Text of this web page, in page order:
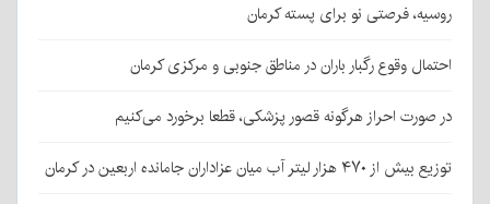
روسیه، فرصتی نو برای پسته کرمان
احتمال وقوع رگبار باران در مناطق جنوبی و مرکزی کرمان
در صورت احراز هرگونه قصور پزشکی، قطعا برخورد می‌کنیم
توزیع بیش از ۴۷۰ هزار لیتر آب میان عزاداران جامانده اربعین در کرمان